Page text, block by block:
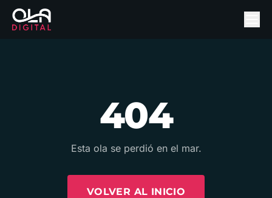
404
Esta ola se perdió en el mar.
VOLVER AL INICIO